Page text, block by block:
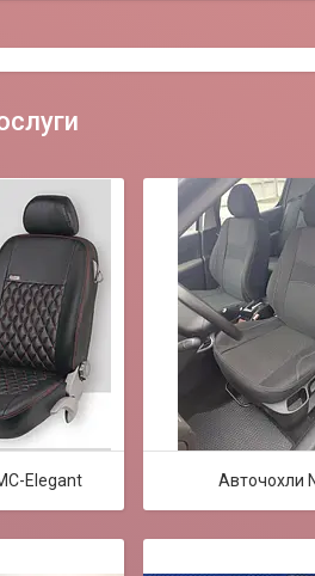
Elegant Авточохли